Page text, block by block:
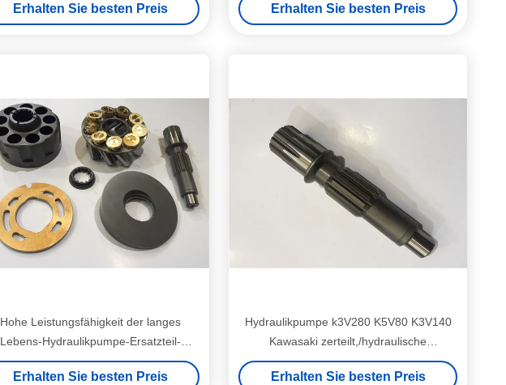
Erhalten Sie besten Preis Erhalten Sie besten Preis
Hohe Leistungsfähigkeit der langes
Lebens-Hydraulikpumpe-Ersatzteil-
K3SP36C K3V63BDT K3V140DT
Erhalten Sie besten Preis
Hydraulikpumpe k3V280 K5V80 K3V140
Kawasaki zerteilt,/hydraulische
Kolbenpumpe-Teile
Erhalten Sie besten Preis